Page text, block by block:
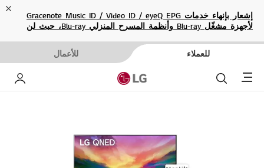
إشعار بإنهاء خدمات Gracenote Music ID / Video ID / eyeQ EPG
لأجهزة مشغّل Blu-ray وأنظمة المسرح المنزلي Blu-ray، حيث لن
للعملاء للأعمال
Menu بحث